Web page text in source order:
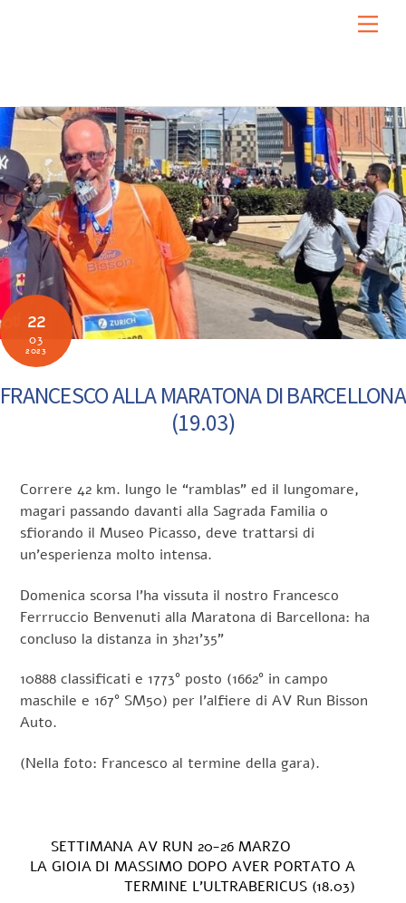
22
03
2023
FRANCESCO ALLA MARATONA DI BARCELLONA
(19.03)
Correre 42 km. lungo le “ramblas” ed il lungomare,
magari passando davanti alla Sagrada Familia o
sfiorando il Museo Picasso, deve trattarsi di
un’esperienza molto intensa.
Domenica scorsa l’ha vissuta il nostro Francesco
Ferrruccio Benvenuti alla Maratona di Barcellona: ha
concluso la distanza in 3h21’35”
10888 classificati e 1773° posto (1662° in campo
maschile e 167° SM50) per l’alfiere di AV Run Bisson
Auto.
(Nella foto: Francesco al termine della gara).
SETTIMANA AV RUN 20-26 MARZO
LA GIOIA DI MASSIMO DOPO AVER PORTATO A
TERMINE L’ULTRABERICUS (18.03)